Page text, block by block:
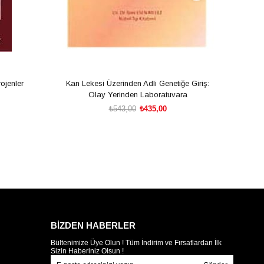
Kan Lekesi Üzerinden Adli Genetiğe Giriş:
Olay Yerinden Laboratuvara
₺435,00
₺543,00
BİZDEN HABERLER
Bültenimize Üye Olun ! Tüm İndirim ve Fırsatlardan İlk
Sizin Haberiniz Olsun !